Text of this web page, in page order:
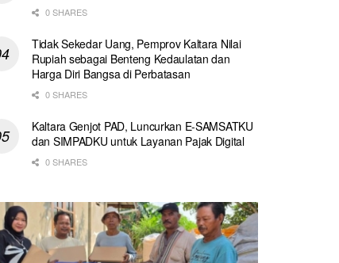
0 SHARES
Tidak Sekedar Uang, Pemprov Kaltara Nilai
Rupiah sebagai Benteng Kedaulatan dan
Harga Diri Bangsa di Perbatasan
0 SHARES
Kaltara Genjot PAD, Luncurkan E-SAMSATKU
dan SIMPADKU untuk Layanan Pajak Digital
0 SHARES